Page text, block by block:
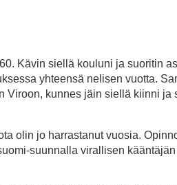
Kävin siellä kouluni ja suoritin
yhteensä nelisen vuotta.
Viroon, kunnes jäin siellä kiinni
olin jo harrastanut vuosia.
suunnalla virallisen